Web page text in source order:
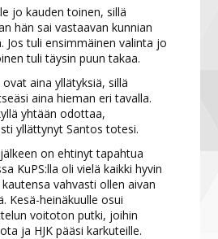
jo kauden toinen, sillä
hän sai vastaavan kunnian
Jos tuli ensimmäinen valinta jo
tuli täysin puun takaa.
aina yllätyksiä, sillä
aina hieman eri tavalla.
yhtään odottaa,
yllättynyt Santos totesi.
on ehtinyt tapahtua
KuPS:lla oli vielä kaikki hyvin
vahvasti ollen aivan
Kesä-heinäkuulle osui
voitoton putki, joihin
ja HJK pääsi karkuteille.